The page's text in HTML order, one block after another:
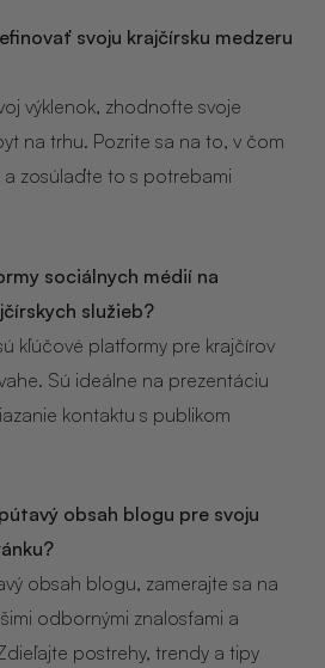
svoju krajčírsku medzeru
výklenok, zhodnoťte svoje
na trhu. Pozrite sa na to, v čom
a zosúlaďte to s potrebami
sociálnych médií na
služieb?
kľúčové platformy pre krajčírov
Sú ideálne na prezentáciu
kontaktu s publikom
obsah blogu pre svoju
obsah blogu, zamerajte sa na
odbornými znalosťami a
postrehy, trendy a tipy